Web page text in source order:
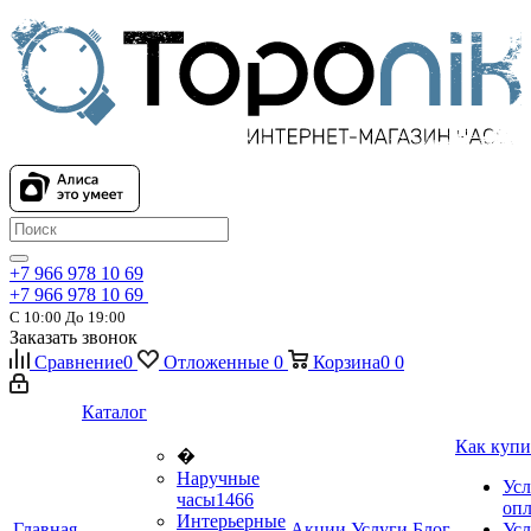
+7 966 978 10 69
+7 966 978 10 69
С 10:00 До 19:00
Заказать звонок
Сравнение0 Отложенные 0 Корзина0 0
Каталог
�
Наручные
часы1466
Интерьерные
Как